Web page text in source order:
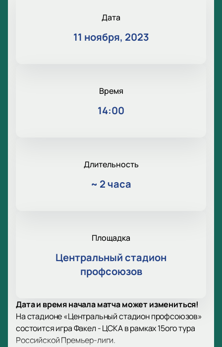
Дата
11 ноября, 2023
Время
14:00
Длительность
~ 2 часа
Площадка
Центральный стадион
профсоюзов
Дата и время начала матча может измениться!
На стадионе «Центральный стадион профсоюзов»
состоится игра Факел - ЦСКА в рамках 15ого тура
Российской Премьер-лиги.